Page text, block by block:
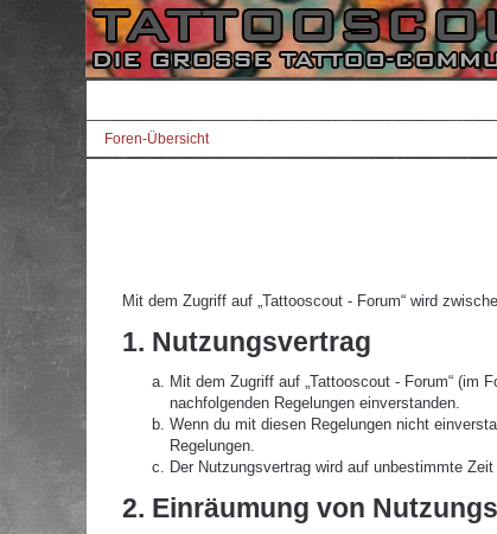
Foren-Übersicht
Mit dem Zugriff auf „Tattooscout - Forum“ wird
1. Nutzungsvertrag
Mit dem Zugriff auf „Tattooscout - Forum“ (im
nachfolgenden Regelungen einverstanden.
Wenn du mit diesen Regelungen nicht
Regelungen.
Der Nutzungsvertrag wird auf unbestimmte
2. Einräumung von